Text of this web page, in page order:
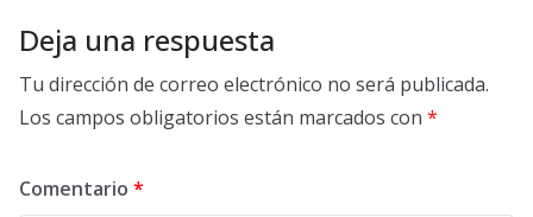
Deja una respuesta
Tu dirección de correo electrónico no será publicada.
Los campos obligatorios están marcados con *
Comentario *